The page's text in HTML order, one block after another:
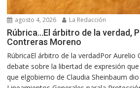
agosto 4, 2026 La Redacción
Rúbrica…El árbitro de la verdad,
Contreras Moreno
RúbricaEl árbitro de la verdadPor Aurelio
debate sobre la libertad de expresión
que elgobierno de Claudia Sheinbaum